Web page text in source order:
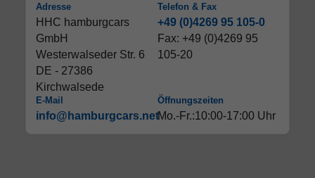
Adresse
HHC hamburgcars
GmbH
Westerwalseder Str. 6
DE - 27386
Kirchwalsede
Telefon & Fax
+49 (0)4269 95 105-0
Fax: +49 (0)4269 95
105-20
E-Mail
info@hamburgcars.net
Öffnungszeiten
Mo.-Fr.:10:00-17:00 Uhr